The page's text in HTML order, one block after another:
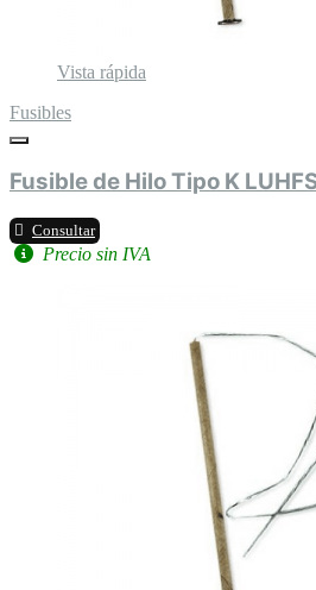
Vista rápida
Fusibles
Fusible de Hilo Tipo K
Consultar
Precio sin IVA